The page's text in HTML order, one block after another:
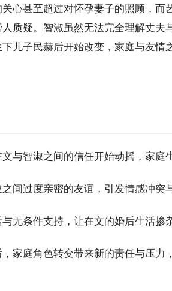
心甚至超过对怀孕妻子的照顾，而
质疑。智淑虽然无法完全理解丈夫
儿子民赫后开始改变，家庭与友情
文与智淑之间的信任开始动摇，家庭
之间过度亲密的友谊，引发情感冲突
无条件支持，让在文的婚后生活掺
，家庭角色转变带来新的责任与压力